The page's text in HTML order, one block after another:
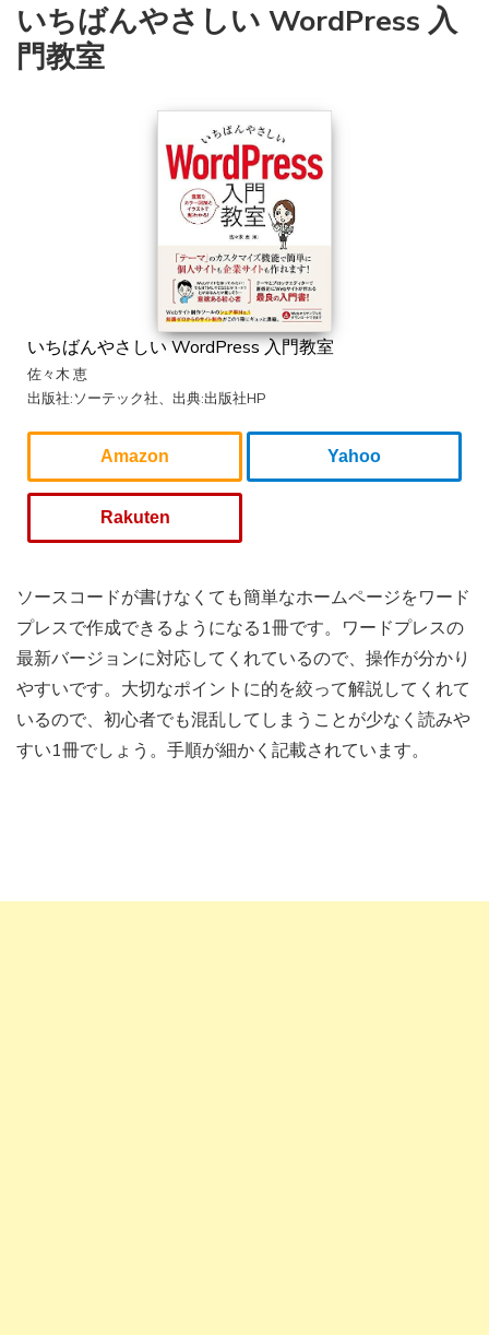
いちばんやさしい WordPress 入
門教室
いちばんやさしい WordPress 入門教室
佐々木 恵
出版社:ソーテック社、出典:出版社HP
Amazon Yahoo
Rakuten
ソースコードが書けなくても簡単なホームページをワード
プレスで作成できるようになる1冊です。ワードプレスの
最新バージョンに対応してくれているので、操作が分かり
やすいです。大切なポイントに的を絞って解説してくれて
いるので、初心者でも混乱してしまうことが少なく読みや
すい1冊でしょう。手順が細かく記載されています。